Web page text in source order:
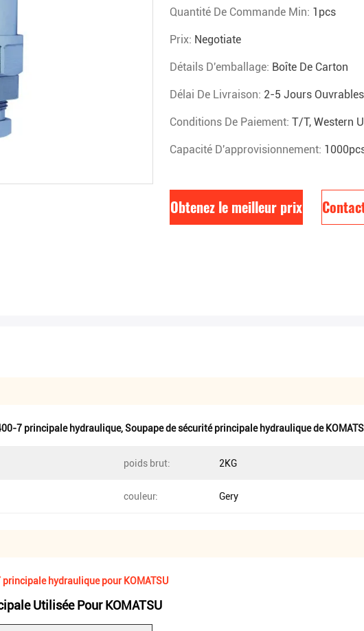
Quantité De Commande Min: 1pcs
Prix: Negotiate
Détails D'emballage: Boîte De Carton
Délai De Livraison: 2-5 Jours Ouvrables
Conditions De Paiement: T/T, Western
Capacité D'approvisionnement:
Obtenez le meilleur prix
7 principale hydraulique,Soupape de sécurité principale hydraulique de
poids brut: 2KG
couleur: Gery
hydraulique pour KOMATSU
Utilisée Pour KOMATSU